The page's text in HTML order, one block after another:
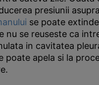
presiunii
se poate
nu se reuseste ca
in cavitatea
poate apela si la